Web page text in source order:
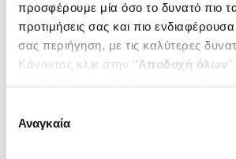
προσφέρουμε μία όσο το δυνατό πιο
προτιμήσεις σας και πιο ενδιαφέρουσα
σας περιήγηση, με τις καλύτερες
Κάνοντας κλικ στην ‘’Αποδοχή όλων
ενδιαφέρουν και να επιλέξετε από τα
΄΄και να
συγκατάθεσης
Αναγκαία